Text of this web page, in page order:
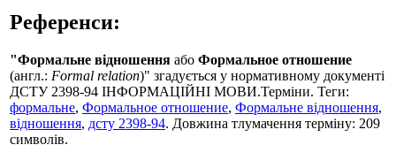
Референси:
"Формальне відношення або Формальное отношение
(англ.: Formal relation)" згадується у нормативному документі
ДСТУ 2398-94 ІНФОРМАЦІЙНІ МОВИ.Терміни. Теги:
формальне, Формальное отношение, Формальне відношення,
відношення, дсту 2398-94. Довжина тлумачення терміну: 209
символів.